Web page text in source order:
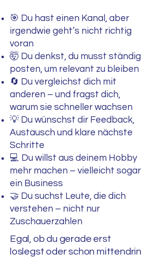
🎯 Du hast einen Kanal, aber
irgendwie geht’s nicht richtig
voran
🤯 Du denkst, du musst ständig
posten, um relevant zu bleiben
🔄 Du vergleichst dich mit
anderen – und fragst dich,
warum sie schneller wachsen
💡 Du wünschst dir Feedback,
Austausch und klare nächste
Schritte
💻 Du willst aus deinem Hobby
mehr machen – vielleicht sogar
ein Business
🤝 Du suchst Leute, die dich
verstehen – nicht nur
Zuschauerzahlen
Egal, ob du gerade erst
loslegst oder schon mittendrin